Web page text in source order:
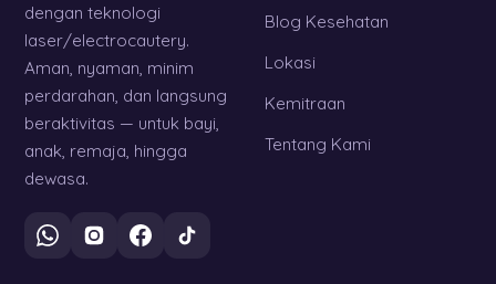
dengan teknologi
laser/electrocautery.
Aman, nyaman, minim
perdarahan, dan langsung
beraktivitas — untuk bayi,
anak, remaja, hingga
dewasa.
Blog Kesehatan
Lokasi
Kemitraan
Tentang Kami